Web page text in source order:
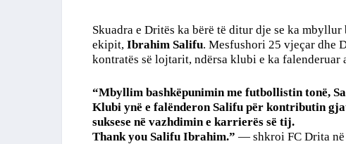
Skuadra e Dritës ka bërë të ditur dje se ka
ekipit, Ibrahim Salifu. Mesfushori 25 vjeçar dhe
kontratës së lojtarit, ndërsa klubi e ka falenderuar
“Mbyllim bashkëpunimin me futbollistin tonë,
Klubi ynë e falënderon Salifu për kontributin
suksese në vazhdimin e karrierës së tij.
Thank you Salifu Ibrahim.” — shkroi FC Drita